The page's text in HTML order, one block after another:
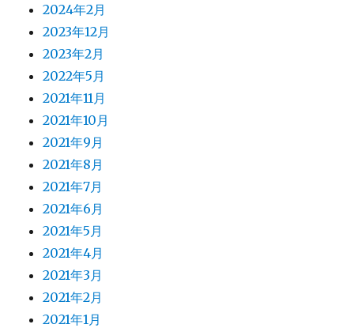
2024年2月
2023年12月
2023年2月
2022年5月
2021年11月
2021年10月
2021年9月
2021年8月
2021年7月
2021年6月
2021年5月
2021年4月
2021年3月
2021年2月
2021年1月